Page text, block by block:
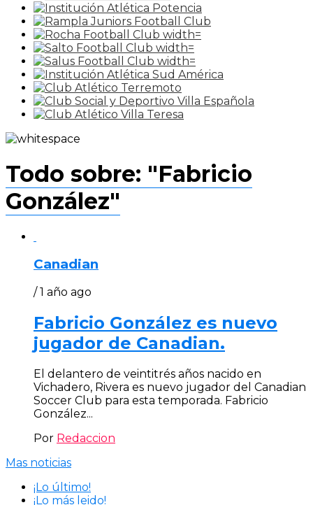
Todo sobre: "Fabricio
González"
Canadian
/ 1 año ago
Fabricio González es nuevo
jugador de Canadian.
El delantero de veintitrés años nacido en
Vichadero, Rivera es nuevo jugador del Canadian
Soccer Club para esta temporada. Fabricio
González...
Por Redaccion
Mas noticias
¡Lo último!
¡Lo más leido!